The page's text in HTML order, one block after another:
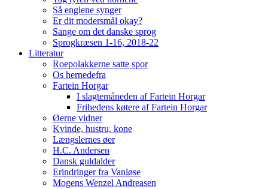
Så englene synger
Er dit modersmål okay?
Sange om det danske sprog
Sprogkræsen 1-16, 2018-22
Litteratur
Roepolakkerne satte spor
Os hernedefra
Fartein Horgar
I slagtemåneden af Fartein Horgar
Frihedens køtere af Fartein Horgar
Øerne vidner
Kvinde, hustru, kone
Længslernes øer
H.C. Andersen
Dansk guldalder
Erindringer fra Vanløse
Mogens Wenzel Andreasen